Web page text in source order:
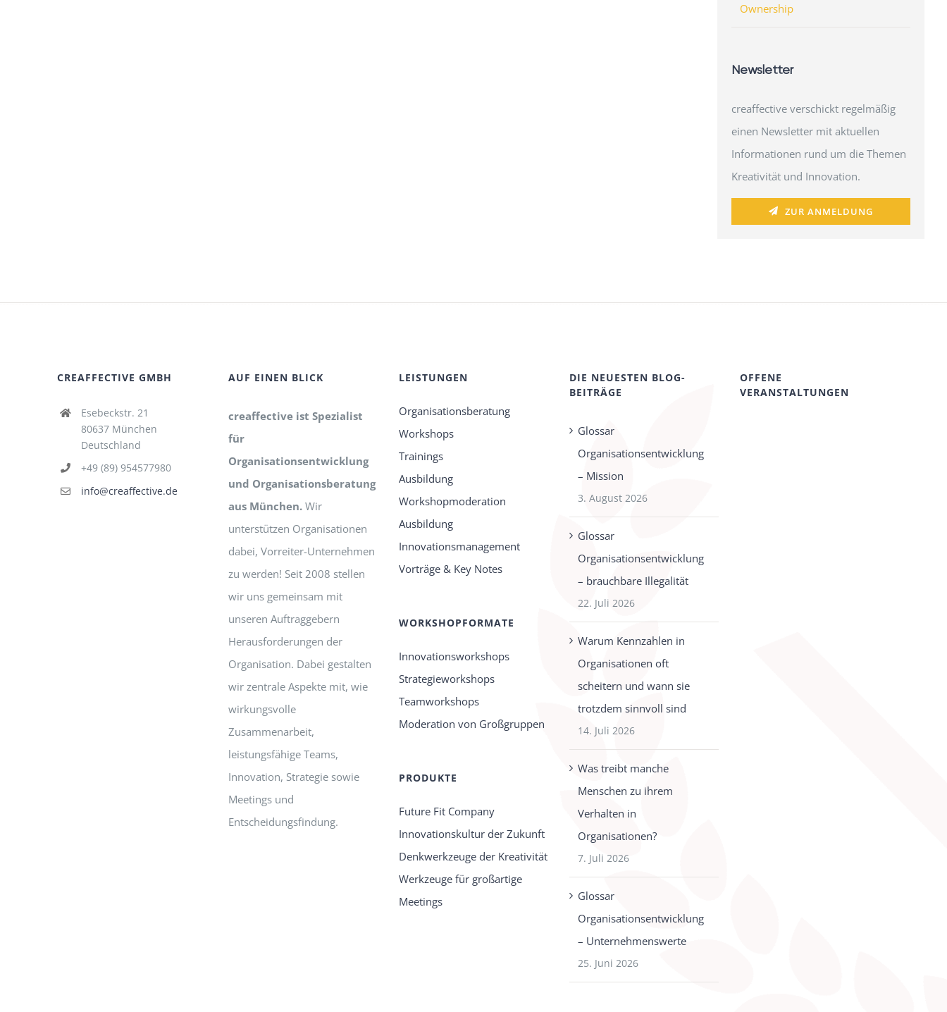
Ownership
Newsletter
creaffective verschickt regelmäßig
einen Newsletter mit aktuellen
Informationen rund um die Themen
Kreativität und Innovation.
ZUR ANMELDUNG
CREAFFECTIVE GMBH
Esebeckstr. 21
80637 München
Deutschland
+49 (89) 954577980
info@creaffective.de
AUF EINEN BLICK
creaffective ist Spezialist
für
Organisationsentwicklung
und Organisationsberatung
aus München.Wir
unterstützen Organisationen
dabei, Vorreiter-Unternehmen
zu werden! Seit 2008 stellen
wir uns gemeinsam mit
unseren Auftraggebern
Herausforderungen der
Organisation. Dabei gestalten
wir zentrale Aspekte mit, wie
wirkungsvolle
Zusammenarbeit,
leistungsfähige Teams,
Innovation, Strategie sowie
Meetings und
Entscheidungsfindung.
LEISTUNGEN
Organisationsberatung
Workshops
Trainings
Ausbildung
Workshopmoderation
Ausbildung
Innovationsmanagement
Vorträge & Key Notes
WORKSHOPFORMATE
Innovationsworkshops
Strategieworkshops
Teamworkshops
Moderation von Großgruppen
PRODUKTE
Future Fit Company
Innovationskultur der Zukunft
Denkwerkzeuge der Kreativität
Werkzeuge für großartige
Meetings
DIE NEUESTEN BLOG-
BEITRÄGE
Glossar
Organisationsentwicklung
– Mission
3. August 2026
Glossar
Organisationsentwicklung
– brauchbare Illegalität
22. Juli 2026
Warum Kennzahlen in
Organisationen oft
scheitern und wann sie
trotzdem sinnvoll sind
14. Juli 2026
Was treibt manche
Menschen zu ihrem
Verhalten in
Organisationen?
7. Juli 2026
Glossar
Organisationsentwicklung
– Unternehmenswerte
25. Juni 2026
OFFENE
VERANSTALTUNGEN